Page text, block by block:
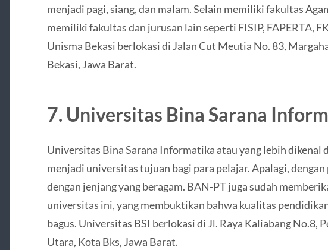
menjadi pagi, siang, dan malam. Selain memiliki fakultas
memiliki fakultas dan jurusan lain seperti FISIP, FAPERTA,
Unisma Bekasi berlokasi di Jalan Cut Meutia No. 83,
Bekasi, Jawa Barat.
7. Universitas Bina Sarana
Universitas Bina Sarana Informatika atau yang lebih dikenal
menjadi universitas tujuan bagi para pelajar. Apalagi,
dengan jenjang yang beragam. BAN-PT juga sudah
universitas ini, yang membuktikan bahwa kualitas
bagus. Universitas BSI berlokasi di Jl. Raya Kaliabang No.8,
Utara, Kota Bks, Jawa Barat.